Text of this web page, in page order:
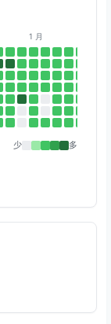
1 月
少 多